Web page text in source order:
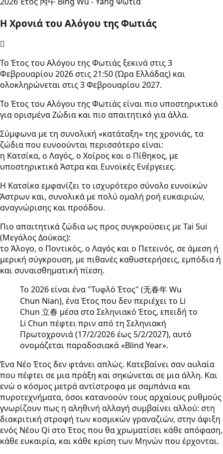
Η Χρονιά του Αλόγου της Φωτιάς
Το Έτος του Αλόγου της Φωτιάς ξεκινά στις 3
Φεβρουαρίου 2026 στις 21:50 (Ώρα Ελλάδας) και
ολοκληρώνεται στις 3 Φεβρουαρίου 2027.
Το Έτος του Αλόγου της Φωτιάς είναι πιο υποστηρικτικό
για ορισμένα Ζώδια και πιο απαιτητικό για άλλα.
Σύμφωνα με τη συνολική «κατάταξη» της χρονιάς, τα
ζώδια που ευνοούνται περισσότερο είναι:
η Κατσίκα, ο Λαγός, ο Χοίρος και ο Πίθηκος, με
υποστηρικτικά Άστρα και Ευνοϊκές Ενέργειες.
Η Κατσίκα εμφανίζει το ισχυρότερο σύνολο ευνοϊκών
Άστρων και, συνολικά με πολύ ομαλή ροή ευκαιριών,
αναγνώρισης και προόδου.
Πιο απαιτητικά ζώδια ως προς συγκρούσεις με Tai Sui
(Μεγάλος Δούκας):
το Άλογο, ο Ποντικός, ο Λαγός και ο Πετεινός, σε άμεση ή
μερική σύγκρουση, με πιθανές καθυστερήσεις, εμπόδια ή
και συναισθηματική πίεση.
Το 2026 είναι ένα "Τυφλό Έτος" (无春年 Wu
Chun Nian), ένα Έτος που δεν περιέχει το Li
Chun 立春 μέσα στο Σεληνιακό Έτος, επειδή το
Li Chun πέφτει πριν από τη Σεληνιακή
Πρωτοχρονιά (17/2/2026 έως 5/2/2027), αυτό
ονομάζεται παραδοσιακά «Blind Year».
Ένα Νέο Έτος δεν φτάνει απλώς. Κατεβαίνει σαν αυλαία
που πέφτει σε μια πράξη και σηκώνεται σε μια άλλη. Και
ενώ ο κόσμος μετρά αντίστροφα με σαμπάνια και
πυροτεχνήματα, όσοι κατανοούν τους αρχαίους ρυθμούς
γνωρίζουν πως η αληθινή αλλαγή συμβαίνει αλλού: στη
διακριτική στροφή των κοσμικών γραναζιών, στην άφιξη
ενός Νέου Qi στο Έτος που θα χρωματίσει κάθε απόφαση,
κάθε ευκαιρία, και κάθε κρίση των Μηνών που έρχονται.